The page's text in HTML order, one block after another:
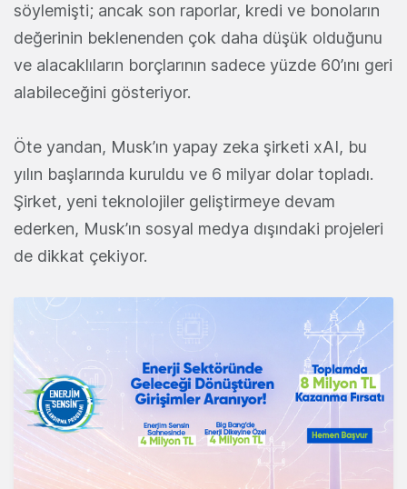
söylemişti; ancak son raporlar, kredi ve bonoların
değerinin beklenenden çok daha düşük olduğunu
ve alacaklıların borçlarının sadece yüzde 60’ını geri
alabileceğini gösteriyor.
Öte yandan, Musk’ın yapay zeka şirketi xAI, bu
yılın başlarında kuruldu ve 6 milyar dolar topladı.
Şirket, yeni teknolojiler geliştirmeye devam
ederken, Musk’ın sosyal medya dışındaki projeleri
de dikkat çekiyor.